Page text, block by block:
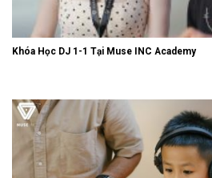
Khóa Học DJ 1-1 Tại Muse INC Academy